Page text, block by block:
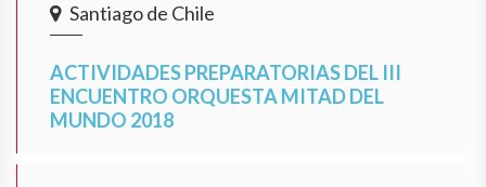
Santiago de Chile
ACTIVIDADES PREPARATORIAS DEL III
ENCUENTRO ORQUESTA MITAD DEL
MUNDO 2018